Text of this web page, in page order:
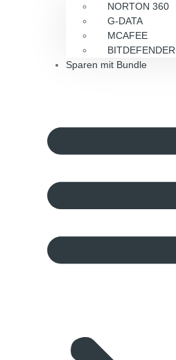
NORTON 360
G-DATA
MCAFEE
BITDEFENDER
Sparen mit Bundle